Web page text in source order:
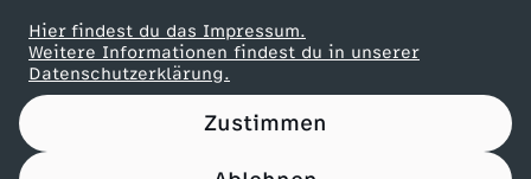
Hier findest du das Impressum.
Weitere Informationen findest du in unserer
Datenschutzerklärung.
Zustimmen
Partner